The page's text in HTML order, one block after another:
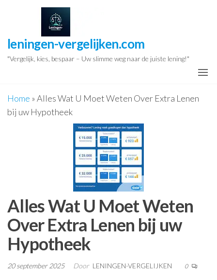
inhoud
leningen-vergelijken.com
"Vergelijk, kies, bespaar – Uw slimme weg naar de juiste lening!"
Home »Alles Wat U Moet Weten Over Extra Lenen
bij uw Hypotheek
Alles Wat U Moet Weten
Over Extra Lenen bij uw
Hypotheek
20 september 2025 Door LENINGEN-VERGELIJKEN 0